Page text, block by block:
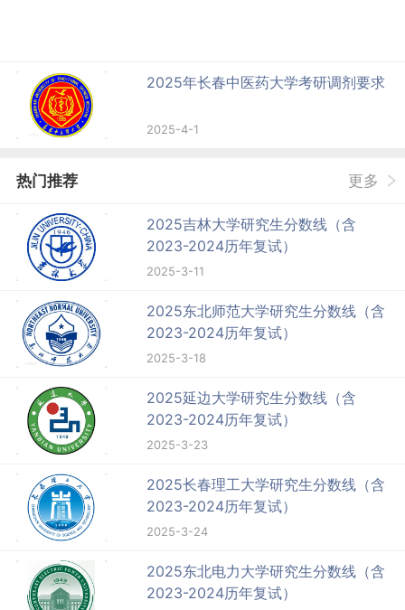
2025年长春中医药大学考研调剂要求
2025-4-1
热门推荐 更多
2025吉林大学研究生分数线（含
2023-2024历年复试）
2025-3-11
2025东北师范大学研究生分数线（含
2023-2024历年复试）
2025-3-18
2025延边大学研究生分数线（含
2023-2024历年复试）
2025-3-23
2025长春理工大学研究生分数线（含
2023-2024历年复试）
2025-3-24
2025东北电力大学研究生分数线（含
2023-2024历年复试）